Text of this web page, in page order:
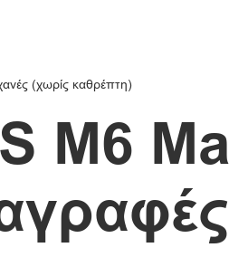
(χωρίς καθρέπτη)
M6